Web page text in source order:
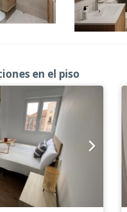
en el piso